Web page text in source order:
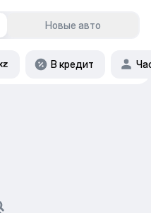
Новые авто
В кредит